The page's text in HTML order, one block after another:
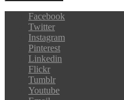
Facebook
Twitter
Instagram
Pinterest
Linkedin
Flickr
Tumblr
Youtube